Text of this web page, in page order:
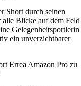
Short durch seinen
alle Blicke auf dem Feld
Gelegenheitsportlerin
ein unverzichtbarer
Errea Amazon Pro zu